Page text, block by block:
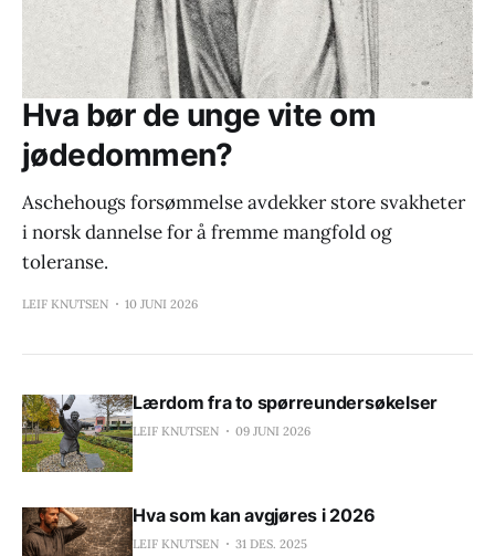
Hva bør de unge vite om
jødedommen?
Aschehougs forsømmelse avdekker store svakheter
i norsk dannelse for å fremme mangfold og
toleranse.
LEIF KNUTSEN 10 JUNI 2026
Lærdom fra to spørreundersøkelser
LEIF KNUTSEN 09 JUNI 2026
Hva som kan avgjøres i 2026
LEIF KNUTSEN 31 DES. 2025